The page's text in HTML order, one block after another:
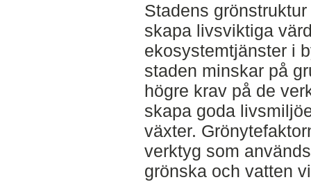
Stadens
skapa livsviktiga
ekosystemtjänster i
staden minskar på
högre krav på de
skapa goda
växter.
verktyg som
grönska och vatten